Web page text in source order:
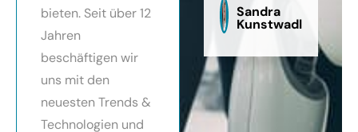
bieten. Seit über 12
Jahren
beschäftigen wir
uns mit den
neuesten Trends &
Technologien und
Sandra
Kunstwadl